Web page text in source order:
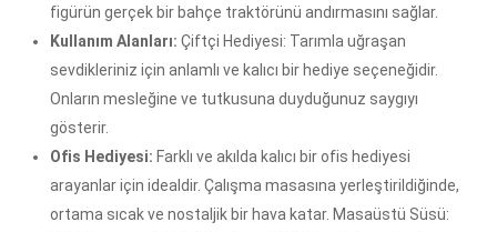
figürün gerçek bir bahçe traktörünü andırmasını sağlar.
Kullanım Alanları: Çiftçi Hediyesi: Tarımla uğraşan
sevdikleriniz için anlamlı ve kalıcı bir hediye seçeneğidir.
Onların mesleğine ve tutkusuna duyduğunuz saygıyı
gösterir.
Ofis Hediyesi: Farklı ve akılda kalıcı bir ofis hediyesi
arayanlar için idealdir. Çalışma masasına yerleştirildiğinde,
ortama sıcak ve nostaljik bir hava katar. Masaüstü Süsü: